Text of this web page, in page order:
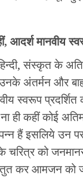
आदर्श मानवीय
संस्कृत के
अंतर्मन और
स्वरूप
ही कहीं कोई
हैं इसलिये उन
को
कर आमजन को